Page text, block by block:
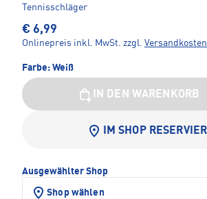
Tennisschläger
€ 6,99
Onlinepreis inkl. MwSt. zzgl. Versandkosten
Farbe: Weiß
IN DEN WARENKORB
IM SHOP
Ausgewählter Shop
Shop wählen